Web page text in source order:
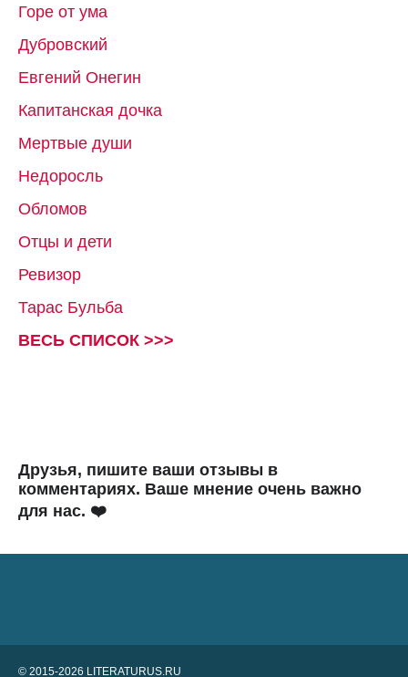
Горе от ума
Дубровский
Евгений Онегин
Капитанская дочка
Мертвые души
Недоросль
Обломов
Отцы и дети
Ревизор
Тарас Бульба
ВЕСЬ СПИСОК >>>
Друзья, пишите ваши отзывы в
комментариях. Ваше мнение очень важно
для нас. ❤️
© 2015-2026 LITERATURUS.RU